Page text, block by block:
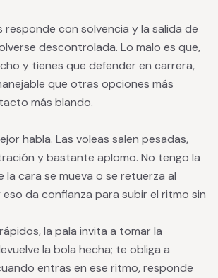
responde con solvencia y la salida de
descontrolada. Lo malo es que,
y tienes que defender en carrera,
que otras opciones más
más blando.
habla. Las voleas salen pesadas,
y bastante aplomo. No tengo la
la cara se mueva o se retuerza al
da confianza para subir el ritmo sin
la pala invita a tomar la
la bola hecha; te obliga a
entras en ese ritmo, responde